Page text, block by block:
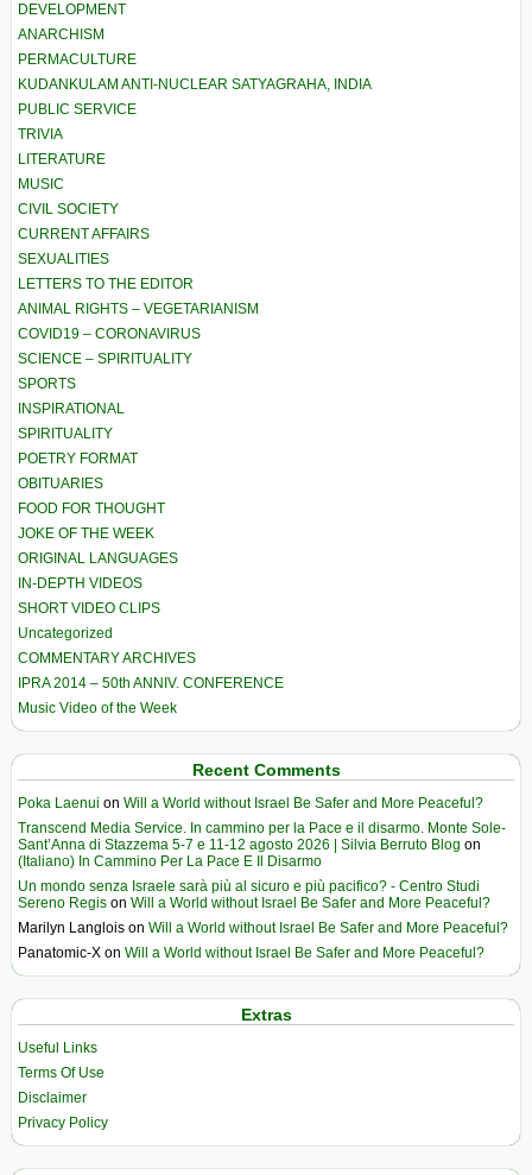
DEVELOPMENT
ANARCHISM
PERMACULTURE
KUDANKULAM ANTI-NUCLEAR SATYAGRAHA, INDIA
PUBLIC SERVICE
TRIVIA
LITERATURE
MUSIC
CIVIL SOCIETY
CURRENT AFFAIRS
SEXUALITIES
LETTERS TO THE EDITOR
ANIMAL RIGHTS – VEGETARIANISM
COVID19 – CORONAVIRUS
SCIENCE – SPIRITUALITY
SPORTS
INSPIRATIONAL
SPIRITUALITY
POETRY FORMAT
OBITUARIES
FOOD FOR THOUGHT
JOKE OF THE WEEK
ORIGINAL LANGUAGES
IN-DEPTH VIDEOS
SHORT VIDEO CLIPS
Uncategorized
COMMENTARY ARCHIVES
IPRA 2014 – 50th ANNIV. CONFERENCE
Music Video of the Week
Recent Comments
Poka Laenui on Will a World without Israel Be Safer and More Peaceful?
Transcend Media Service. In cammino per la Pace e il disarmo. Monte Sole-
Sant’Anna di Stazzema 5-7 e 11-12 agosto 2026 | Silvia Berruto Blog on
(Italiano) In Cammino Per La Pace E Il Disarmo
Un mondo senza Israele sarà più al sicuro e più pacifico? - Centro Studi
Sereno Regis on Will a World without Israel Be Safer and More Peaceful?
Marilyn Langlois on Will a World without Israel Be Safer and More Peaceful?
Panatomic-X on Will a World without Israel Be Safer and More Peaceful?
Extras
Useful Links
Terms Of Use
Disclaimer
Privacy Policy